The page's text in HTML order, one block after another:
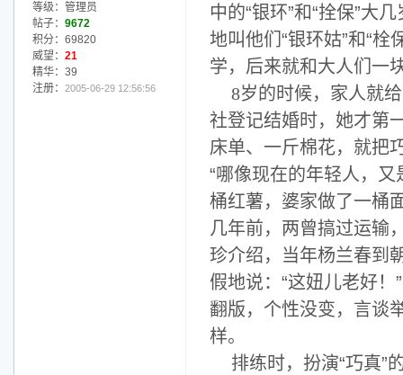
等级：管理员
帖子： 9672
积分：69820
威望： 21
精华：39
注册： 2005-06-29 12:56:56
中的“银环”和“拴保”大
地叫他们“银环姑”和“
学，后来就和大人们一
8岁的时候，家人就
社登记结婚时，她才第
床单、一斤棉花，就把
“哪像现在的年轻人，
桶红薯，婆家做了一桶
几年前，两曾搞过运输
珍介绍，当年杨兰春到
假地说：“这妞儿老好！
翻版，个性没变，言谈
样。
排练时，扮演“巧真”